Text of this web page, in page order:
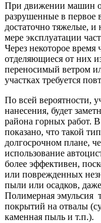
При движении машин
разрушенные в первое
достаточно тяжелые, и
мере эксплуатации
Через некоторое
отделяющиеся от них
переносимый ветром
участках требуется
По всей вероятности,
нанесения, будет
района горных работ.
показано, что такой
долгосрочном плане,
использование
более эффективен,
или поврежденных
пыли или осадков,
Полимерная эмульсия
покрытий на отвалы
каменная пыль и т.п.).